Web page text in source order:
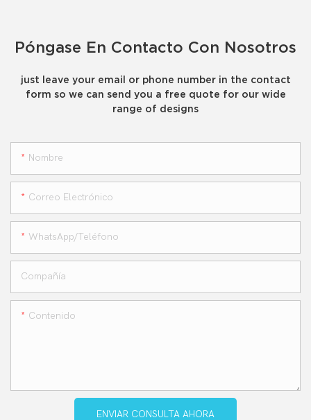
Póngase En Contacto Con Nosotros
just leave your email or phone number in the contact
form so we can send you a free quote for our wide
range of designs
Nombre
Correo Electrónico
WhatsApp/teléfono
Compañía
Contenido
ENVIAR CONSULTA AHORA